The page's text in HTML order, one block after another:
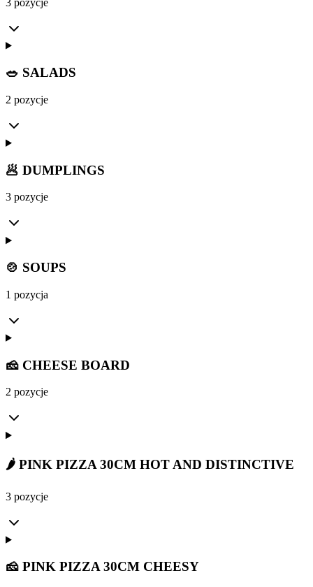
🥗 SALADS
2 pozycje
🥟 DUMPLINGS
3 pozycje
🍲 SOUPS
1 pozycja
🧀 CHEESE BOARD
2 pozycje
🌶️ PINK PIZZA 30CM HOT AND DISTINCTIVE
3 pozycje
🧀 PINK PIZZA 30CM CHEESY